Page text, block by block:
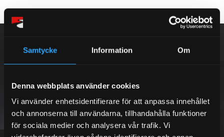
Samtycke Information Om
Denna webbplats använder cookies
Vi använder enhetsidentifierare för att anpassa innehållet
och annonserna till användarna, tillhandahålla funktioner
för sociala medier och analysera vår trafik. Vi
Dina personuppgifter behandlas i enlighet med vårintegritetspolicy